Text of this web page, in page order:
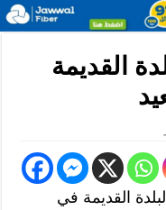
بشمال غربي الصين
القديمة
القديمة في